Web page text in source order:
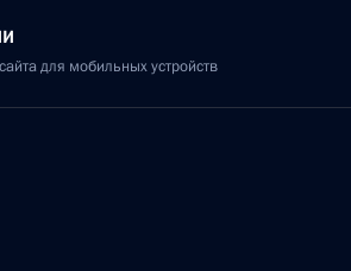
для мобильных устройств